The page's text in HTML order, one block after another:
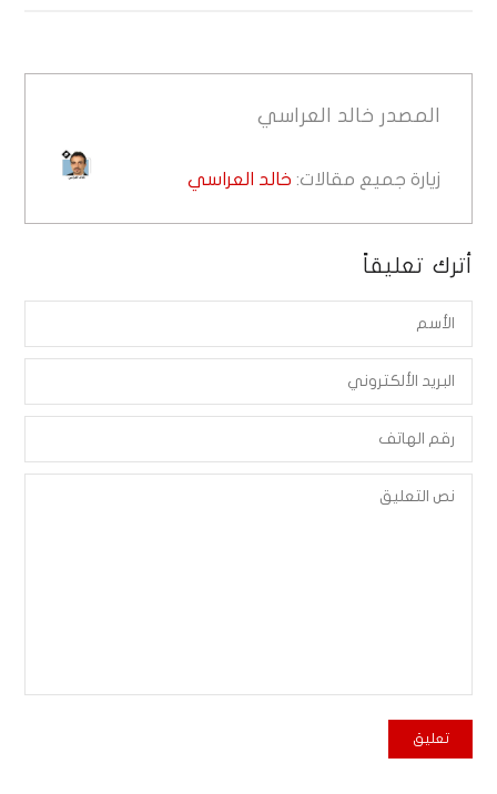
المصدر خالد العراسي
زيارة جميع مقالات: خالد العراسي
أترك تعليقاً